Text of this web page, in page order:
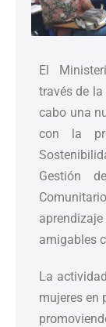
El
través de
cabo una
con la
Gestión
amigables
La
mujeres en